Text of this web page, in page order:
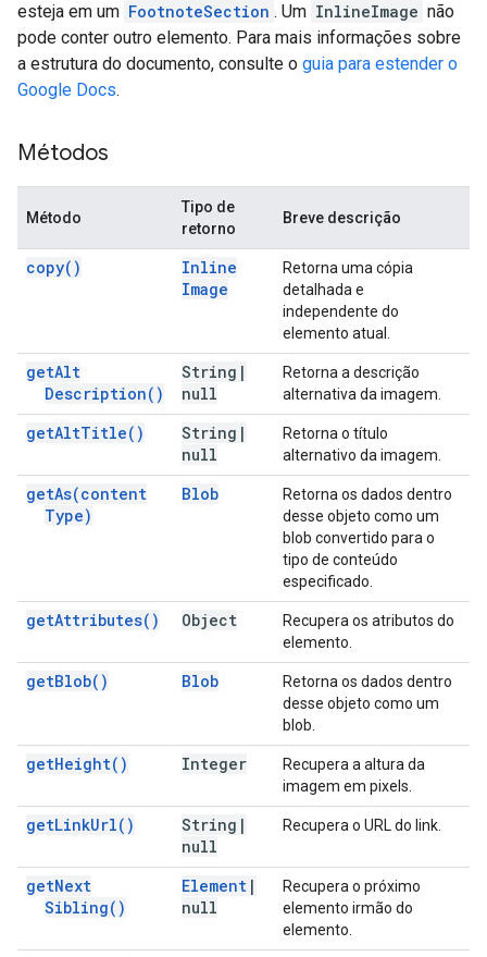
esteja em um FootnoteSection . Um InlineImage não
pode conter outro elemento. Para mais informações sobre
a estrutura do documento, consulte o guia para estender o
Google Docs.
Métodos
Método
Tipo de
retorno
Breve descrição
copy( )
Inline
Image
Retorna uma cópia
detalhada e
independente do
elemento atual.
getAlt
Description( )
String |
null
Retorna a descrição
alternativa da imagem.
getAltTitle( ) String |
null
Retorna o título
alternativo da imagem.
getAs(content
Type)
Blob
Retorna os dados dentro
desse objeto como um
blob convertido para o
tipo de conteúdo
especificado.
getAttributes( ) Object
Recupera os atributos do
elemento.
getBlob( ) Blob
Retorna os dados dentro
desse objeto como um
blob.
getHeight( ) Integer
Recupera a altura da
imagem em pixels.
getLinkUrl( ) String |
null
Recupera o URL do link.
getNext
Sibling( )
Element |
null
Recupera o próximo
elemento irmão do
elemento.